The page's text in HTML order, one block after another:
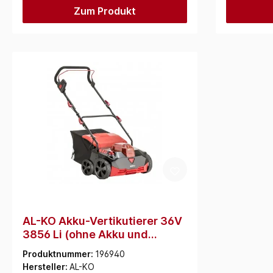
Zum Produkt
AL-KO Akku-Vertikutierer 36V
3856 Li (ohne Akku und
Ladegerät) (127825)
Produktnummer: 196940
Hersteller: AL-KO